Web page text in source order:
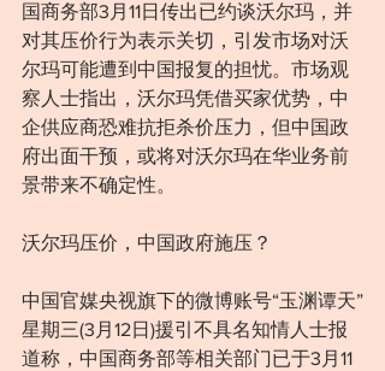
国商务部3月11日传出已约谈沃尔玛，并
对其压价行为表示关切，引发市场对沃
尔玛可能遭到中国报复的担忧。市场观
察人士指出，沃尔玛凭借买家优势，中
企供应商恐难抗拒杀价压力，但中国政
府出面干预，或将对沃尔玛在华业务前
景带来不确定性。
沃尔玛压价，中国政府施压？
中国官媒央视旗下的微博账号“玉渊谭天”
星期三(3⽉12⽇)援引不具名知情人士报
道称，中国商务部等相关部门已于3月11